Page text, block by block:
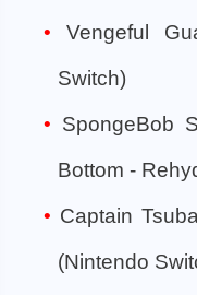
Vengeful
Switch)
SpongeBob
Bottom -
Captain
(Nintendo